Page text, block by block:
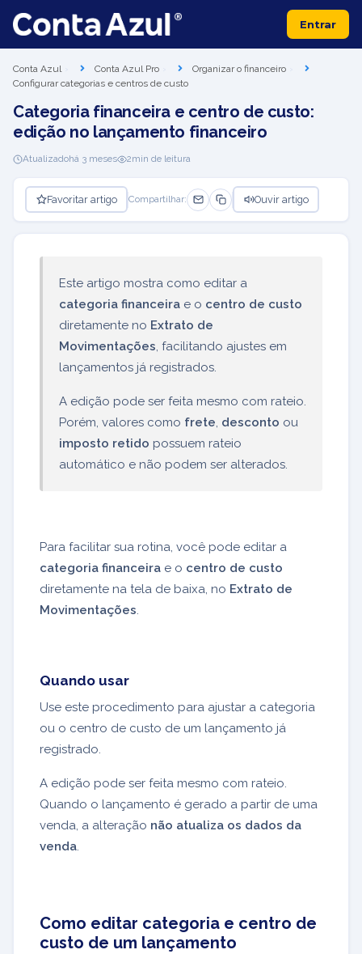
Entrar
Conta Azul Conta Azul Pro
Organizar o financeiro
Configurar categorias e centros de custo
Categoria financeira e centro de custo:
edição no lançamento financeiro
Atualizadohá 3 meses 2min de leitura
Favoritar artigo Compartilhar: Ouvir artigo
Este artigo mostra como editar a
categoria financeira e o centro de custo
diretamente no Extrato de
Movimentações, facilitando ajustes em
lançamentos já registrados.
A edição pode ser feita mesmo com rateio.
Porém, valores como frete, desconto ou
imposto retido possuem rateio
automático e não podem ser alterados.
Para facilitar sua rotina, você pode editar a
categoria financeira e o centro de custo
diretamente na tela de baixa, no Extrato de
Movimentações
Quando usar
Use este procedimento para ajustar a categoria
ou o centro de custo de um lançamento já
registrado.
A edição pode ser feita mesmo com rateio.
Quando o lançamento é gerado a partir de uma
venda, a alteração não atualiza os dados da
venda
Como editar categoria e centro de
custo de um lançamento